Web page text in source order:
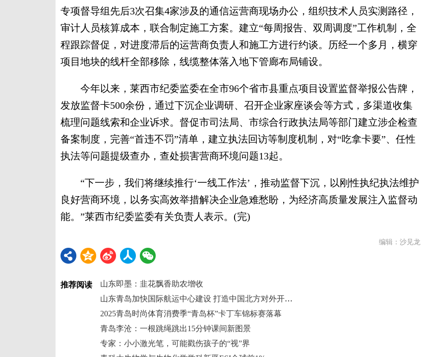
专项督导组先后3次召集4家涉及的通信运营商现场办公，组织技术人员实测路径，
审计人员核算成本，联合制定施工方案。建立“每周报告、双周调度”工作机制，全
程跟踪督促，对进度滞后的运营商负责人和施工方进行约谈。历经一个多月，横穿
项目地块的线杆全部移除，线缆整体落入地下管廊布局铺设。
今年以来，莱西市纪委监委在全市96个省市县重点项目设置监督举报公告牌，
发放监督卡500余份，通过下沉企业调研、召开企业家座谈会等方式，多渠道收集
梳理问题线索和企业诉求。督促市司法局、市综合行政执法局等部门建立涉企检查
备案制度，完善“首违不罚”清单，建立执法回访等制度机制，对“吃拿卡要”、任性
执法等问题提级查办，查处损害营商环境问题13起。
“下一步，我们将继续推行‘一线工作法’，推动监督下沉，以刚性执纪执法维护
良好营商环境，以务实高效举措解决企业急难愁盼，为经济高质量发展注入监督动
能。”莱西市纪委监委有关负责人表示。(完)
编辑：沙见龙
推荐阅读
山东即墨：韭花飘香助农增收
山东青岛加快国际航运中心建设 打造中国北方对外开放门户
2025青岛时尚体育消费季“青岛杯”卡丁车锦标赛落幕
青岛李沧：一根跳绳跳出15分钟课间新图景
专家：小小激光笔，可能戳伤孩子的“视”界